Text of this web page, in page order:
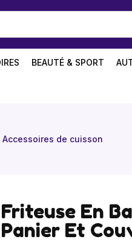
BEAUTÉ & SPORT
Accessoires de cuisson
Friteuse En
Panier Et